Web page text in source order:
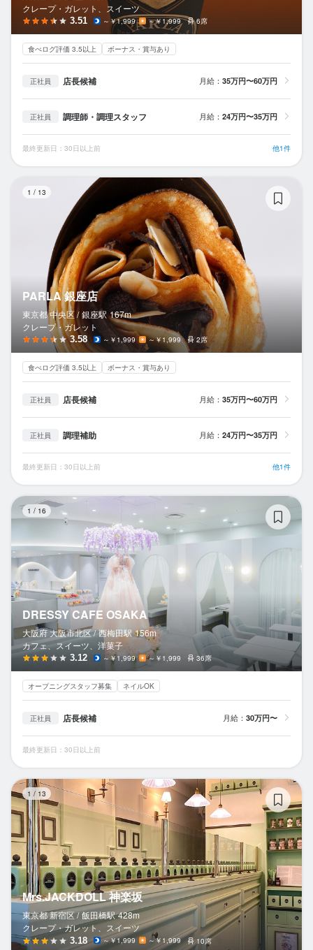
クレープ・ガレット、スイーツ
3.51 ～￥1,999 ～￥1,999 6席
食べログ評価 3.5以上 ボーナス・賞与あり
正社員 店長候補 月給： 35万円〜60万円
正社員 調理師・調理スタッフ 月給： 24万円〜35万円
最終更新日：30日以上前 他1件
1 / 13
PARLA 銀座店
東京都 中央区 / 銀座駅 167m
クレープ・ガレット
3.58 ～￥1,999 ～￥1,999 2席
食べログ評価 3.5以上 ボーナス・賞与あり
正社員 店長候補 月給： 35万円〜60万円
正社員 調理補助 月給： 24万円〜35万円
最終更新日：30日以上前 他1件
1 / 16
DRESSY CAFE OSAKA
大阪府 大阪市北区 / 西梅田駅 156m
カフェ、スイーツ、洋菓子
3.12 ～￥1,999 ～￥1,999 36席
オープニングスタッフ募集 ネイルOK
正社員 店長候補 月給： 30万円〜
最終更新日：30日以上前
1 / 13
Mrs.JACKDOLL 神楽坂
東京都 新宿区 / 飯田橋駅 428m
クレープ・ガレット、スイーツ
3.18 ～￥1,999 ～￥1,999 10席